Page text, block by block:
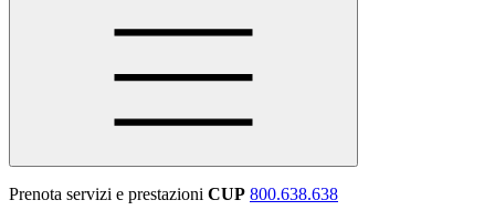
Prenota servizi e prestazioni CUP 800.638.638